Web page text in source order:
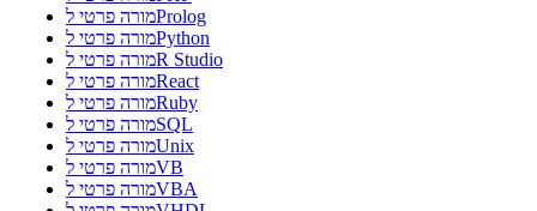
מורה פרטי לProlog
מורה פרטי לPython
מורה פרטי לR Studio
מורה פרטי לReact
מורה פרטי לRuby
מורה פרטי לSQL
מורה פרטי לUnix
מורה פרטי לVB
מורה פרטי לVBA